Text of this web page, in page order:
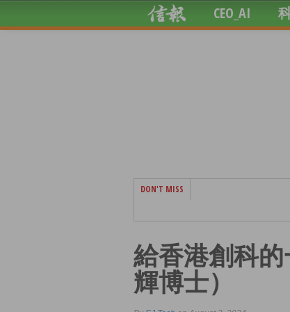
CEO_AI
DON'T MISS
給香港創科
輝博士）